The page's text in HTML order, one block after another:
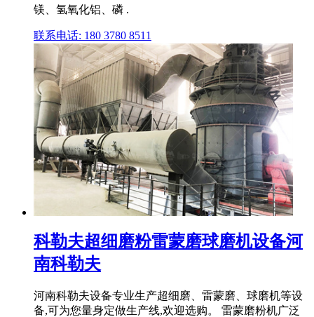
镁、氢氧化铝、磷 .
联系电话: 180 3780 8511
科勒夫超细磨粉雷蒙磨球磨机设备河
南科勒夫
河南科勒夫设备专业生产超细磨、雷蒙磨、球磨机等设
备,可为您量身定做生产线,欢迎选购。 雷蒙磨粉机广泛